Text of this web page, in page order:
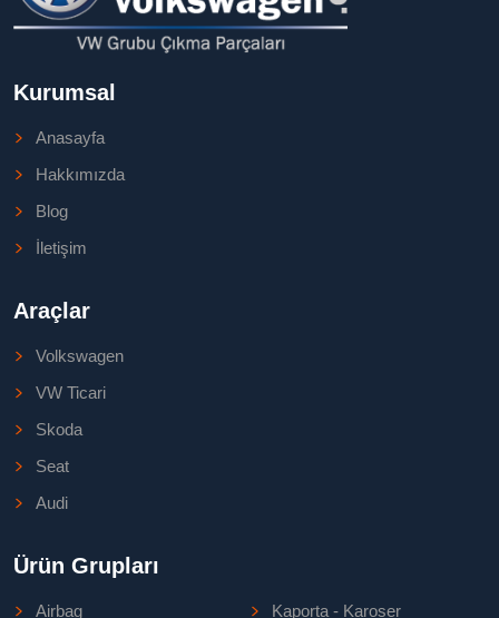
Kurumsal
Anasayfa
Hakkımızda
Blog
İletişim
Araçlar
Volkswagen
VW Ticari
Skoda
Seat
Audi
Ürün Grupları
Airbag
Kaporta - Karoser